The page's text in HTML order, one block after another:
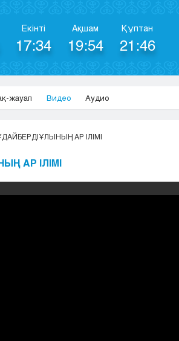
Екінті
17:34
Ақшам
19:54
Құптан
21:46
жауап Видео Аудио
АР ІЛІМІ
АР ІЛІМІ